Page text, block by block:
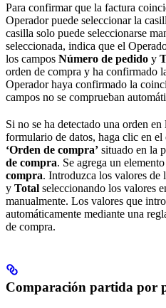
Para confirmar que la factura
Operador puede seleccionar la
casilla solo puede seleccionarse
seleccionada, indica que el
los campos Número de pedido y
orden de compra y ha confirmado
Operador haya confirmado la
campos no se comprueban
Si no se ha detectado una orden
formulario de datos, haga clic en el
‘Orden de compra’ situado en la
de compra. Se agrega un
compra. Introduzca los valores de
y Total seleccionando los valores
manualmente. Los valores que
automáticamente mediante una
de compra.
Comparación partida por